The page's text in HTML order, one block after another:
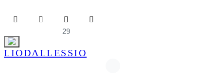
29
LIODALLESSIO